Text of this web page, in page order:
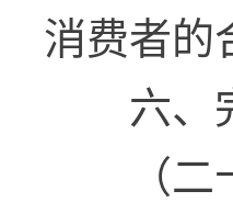
消费者的
六、
（